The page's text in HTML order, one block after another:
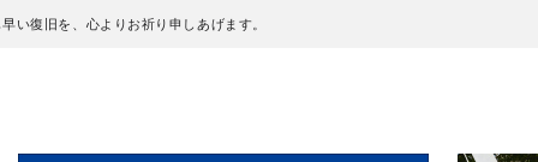
い復旧を、心よりお祈り申しあげます。